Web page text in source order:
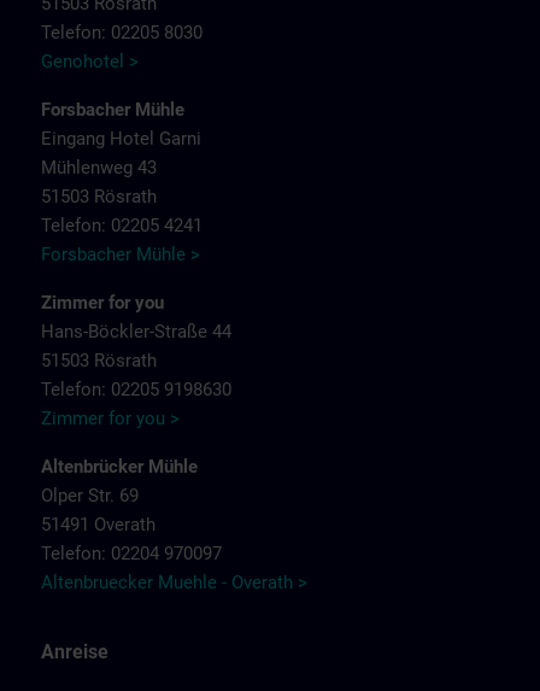
Telefon: 02205 8030
Genohotel >
Forsbacher Mühle
Eingang Hotel Garni
Mühlenweg 43
51503 Rösrath
Telefon: 02205 4241
Forsbacher Mühle >
Zimmer for you
Hans-Böckler-Straße 44
51503 Rösrath
Telefon: 02205 9198630
Zimmer for you >
Altenbrücker Mühle
Olper Str. 69
51491 Overath
Telefon: 02204 970097
Altenbruecker Muehle - Overath >
Anreise